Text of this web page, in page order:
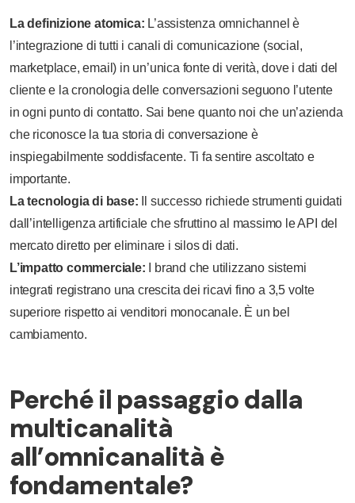
La definizione atomica: L’assistenza omnichannel è
l’integrazione di tutti i canali di comunicazione (social,
marketplace, email) in un’unica fonte di verità, dove i dati del
cliente e la cronologia delle conversazioni seguono l’utente
in ogni punto di contatto. Sai bene quanto noi che un’azienda
che riconosce la tua storia di conversazione è
inspiegabilmente soddisfacente. Ti fa sentire ascoltato e
importante.
La tecnologia di base: Il successo richiede strumenti guidati
dall’intelligenza artificiale che sfruttino al massimo le API del
mercato diretto per eliminare i silos di dati.
L’impatto commerciale: I brand che utilizzano sistemi
integrati registrano una crescita dei ricavi fino a 3,5 volte
superiore rispetto ai venditori monocanale. È un bel
cambiamento.
Perché il passaggio dalla
multicanalità
all’omnicanalità è
fondamentale?